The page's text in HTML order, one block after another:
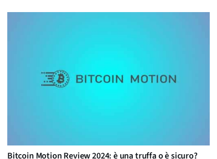
Bitcoin Motion Review 2024: è una truffa o è sicuro?